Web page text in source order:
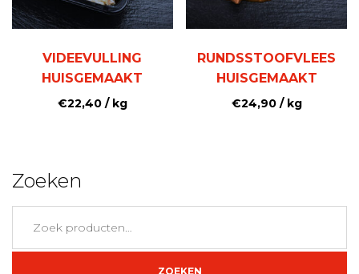
VIDEEVULLING
HUISGEMAAKT
€22,40/ kg
RUNDSSTOOFVLEES
HUISGEMAAKT
€24,90/ kg
Zoeken
naar:
ZOEKEN